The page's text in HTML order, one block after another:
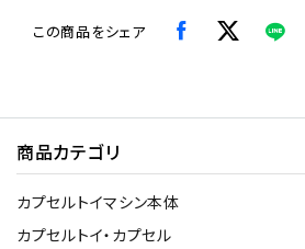
この商品をシェア
商品カテゴリ
カプセルトイマシン本体
カプセルトイ・カプセル